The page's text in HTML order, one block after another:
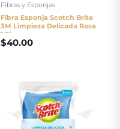
Fibras y Esponjas
Fibra Esponja Scotch Brite
3M Limpieza Delicada Rosa
1 Pieza
$40.00